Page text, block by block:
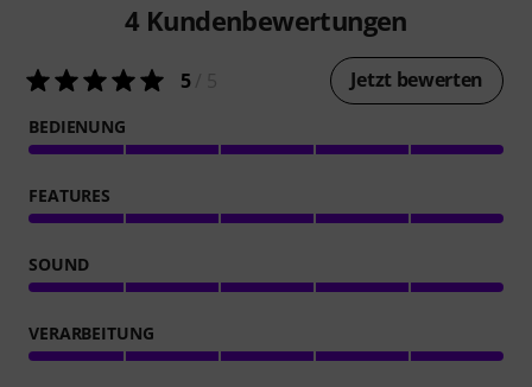
4 Kundenbewertungen
5/ 5 Jetzt bewerten
BEDIENUNG
FEATURES
SOUND
VERARBEITUNG